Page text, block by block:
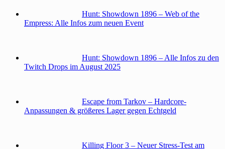
Hunt: Showdown 1896 – Web of the
Empress: Alle Infos zum neuen Event
Hunt: Showdown 1896 – Alle Infos zu den
Twitch Drops im August 2025
Escape from Tarkov – Hardcore-
Anpassungen & größeres Lager gegen Echtgeld
Killing Floor 3 – Neuer Stress-Test am